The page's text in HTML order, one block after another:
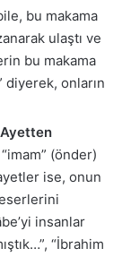
bu makama
ulaştı ve
bu makama
diyerek, onların
(önder)
ise, onun
eserlerini
insanlar
“İbrahim